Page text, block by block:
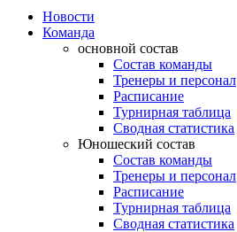
Новости
Команда
основной состав
Состав команды
Тренеры и персонал
Расписание
Турнирная таблица
Сводная статистика
Юношеский состав
Состав команды
Тренеры и персонал
Расписание
Турнирная таблица
Сводная статистика